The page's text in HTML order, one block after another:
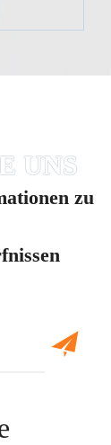
zu